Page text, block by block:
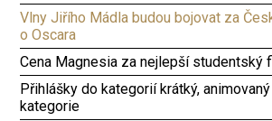
Vlny Jiřího Mádla budou bojovat za
o Oscara
Cena Magnesia za nejlepší studentský
Přihlášky do kategorií krátký,
kategorie